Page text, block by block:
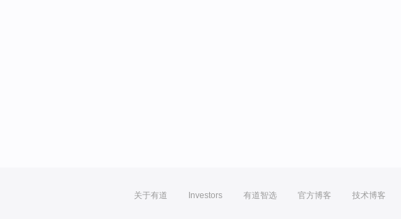
关于有道 Investors 有道智选 官方博客 技术博客